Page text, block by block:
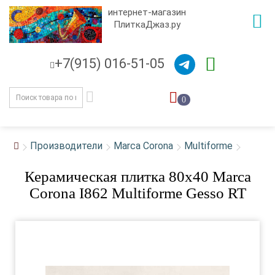
интернет-магазин
ПлиткаДжаз.ру
+7(915) 016-51-05
0
Производители Marca Corona Multiforme
Керамическая плитка 80x40 Marca
Corona I862 Multiforme Gesso RT